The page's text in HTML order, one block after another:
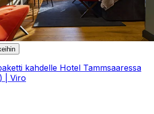
kahdelle Hotel Tammsaaressa
| Viro